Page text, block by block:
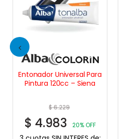
Entonador Universal Para
Pintura 120cc – Siena
$6.229
$ 4.983 20% OFF